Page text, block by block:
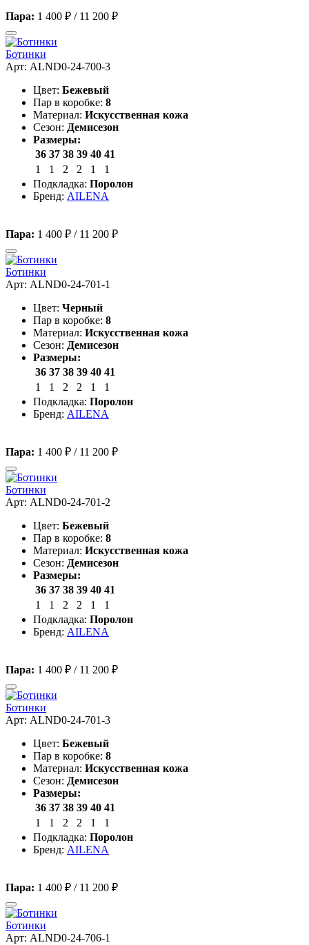
Пара: 1 400 ₽ / 11 200 ₽
Ботинки
Арт: ALND0-24-700-3
Цвет: Бежевый
Пар в коробке: 8
Материал: Искусственная кожа
Сезон: Демисезон
Размеры:
36 37 38 39 40 41
1
1 2 2 1
1
Подкладка: Поролон
Бренд: AILENA
Пара: 1 400 ₽ / 11 200 ₽
Ботинки
Арт: ALND0-24-701-1
Цвет: Черный
Пар в коробке: 8
Материал: Искусственная кожа
Сезон: Демисезон
Размеры:
36 37 38 39 40 41
1
1 2 2 1
1
Подкладка: Поролон
Бренд: AILENA
Пара: 1 400 ₽ / 11 200 ₽
Ботинки
Арт: ALND0-24-701-2
Цвет: Бежевый
Пар в коробке: 8
Материал: Искусственная кожа
Сезон: Демисезон
Размеры:
36 37 38 39 40 41
1
1 2 2 1
1
Подкладка: Поролон
Бренд: AILENA
Пара: 1 400 ₽ / 11 200 ₽
Ботинки
Арт: ALND0-24-701-3
Цвет: Бежевый
Пар в коробке: 8
Материал: Искусственная кожа
Сезон: Демисезон
Размеры:
36 37 38 39 40 41
1
1 2 2 1
1
Подкладка: Поролон
Бренд: AILENA
Пара: 1 400 ₽ / 11 200 ₽
Ботинки
Арт: ALND0-24-706-1